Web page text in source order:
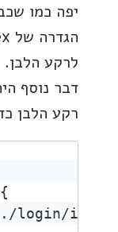
יפה כמו
לרקע הלבן.
דבר נוסף
רקע הלבן
login/